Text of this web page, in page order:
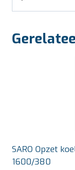
SARO Opzet
1600/380